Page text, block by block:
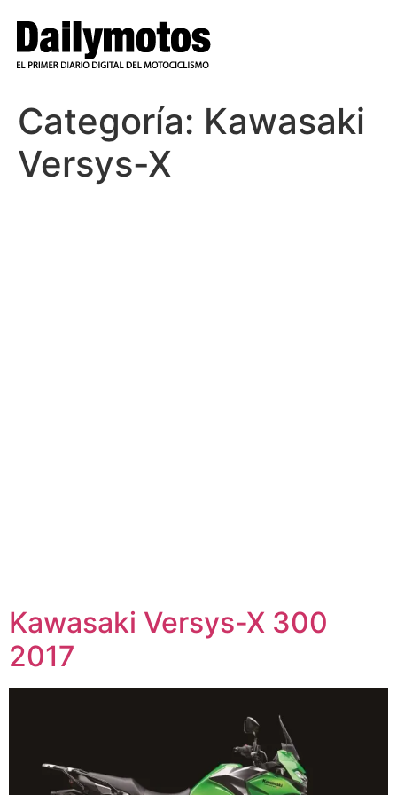
contenido
Categoría: Kawasaki
Versys-X
Kawasaki Versys-X 300
2017